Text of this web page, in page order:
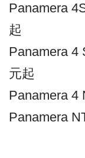
Panamera
起
Panamera 4
元起
Panamera 4
Panamera